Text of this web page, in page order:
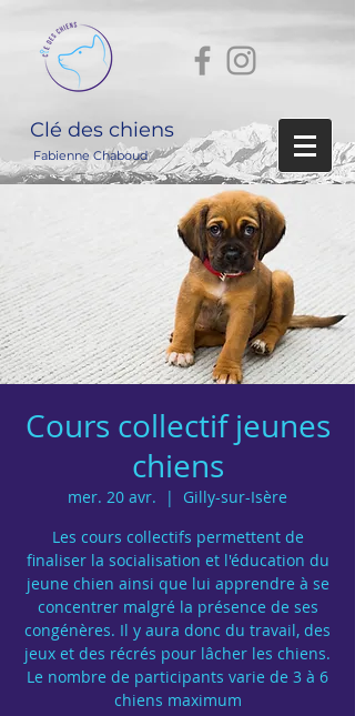
Clé des chiens
Fabienne Chaboud
Cours collectif jeunes
chiens
mer. 20 avr.
  |
Gilly-sur-Isère
Les cours collectifs permettent de
finaliser la socialisation et l'éducation du
jeune chien ainsi que lui apprendre à se
concentrer malgré la présence de ses
congénères. Il y aura donc du travail, des
jeux et des récrés pour lâcher les chiens.
Le nombre de participants varie de 3 à 6
chiens maximum